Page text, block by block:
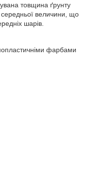
товщина ґрунту
величини, що
шарів.
фарбами